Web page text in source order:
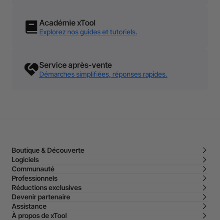
Académie xTool
Explorez nos guides et tutoriels.
Service après-vente
Démarches simplifiées, réponses rapides.
Boutique & Découverte
Logiciels
Communauté
Professionnels
Réductions exclusives
Devenir partenaire
Assistance
À propos de xTool